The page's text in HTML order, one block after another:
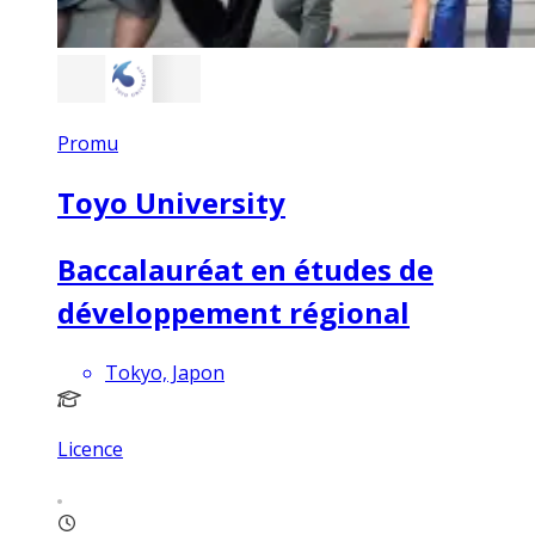
Promu
Toyo University
Baccalauréat en études de
développement régional
Tokyo, Japon
Licence